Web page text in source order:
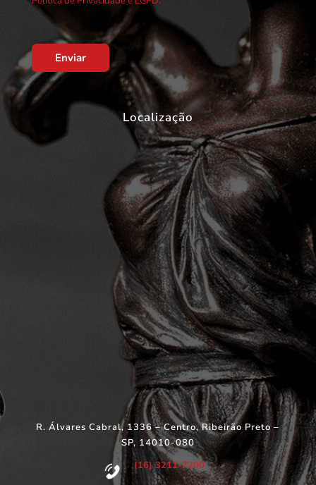
Enviar
Localização
R. Álvares Cabral, 1336 – Centro, Ribeirão Preto –
SP, 14010-080
(16) 3211-7200